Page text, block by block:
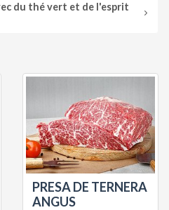
du thé vert et de l'esprit
PRESA DE TERNERA
ANGUS